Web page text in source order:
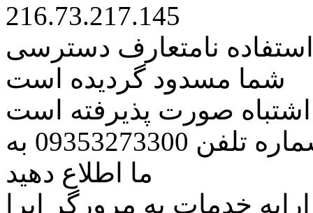
216.73.217.145
نامتعارف دسترسی
شما مسدود گردیده است
اشتباه صورت پذیرفته است
مراتب این مسئله را از طریق شماره تلفن 09353273300 به
ما اطلاع دهید
خدمات به مرورگر اپرا